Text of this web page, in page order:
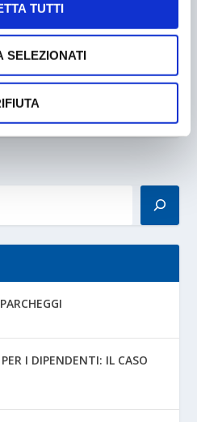
TUTTI
SELEZIONATI
BLOCCA SUV NEL
I DIPENDENTI: IL CASO